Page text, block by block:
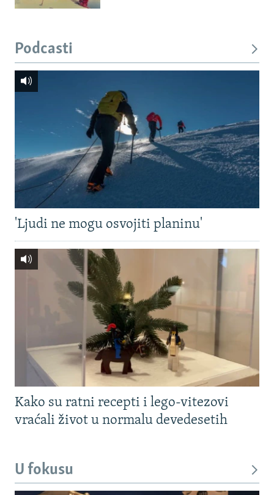
Podcasti
'Ljudi ne mogu osvojiti planinu'
Kako su ratni recepti i lego-vitezovi
vraćali život u normalu devedesetih
U fokusu